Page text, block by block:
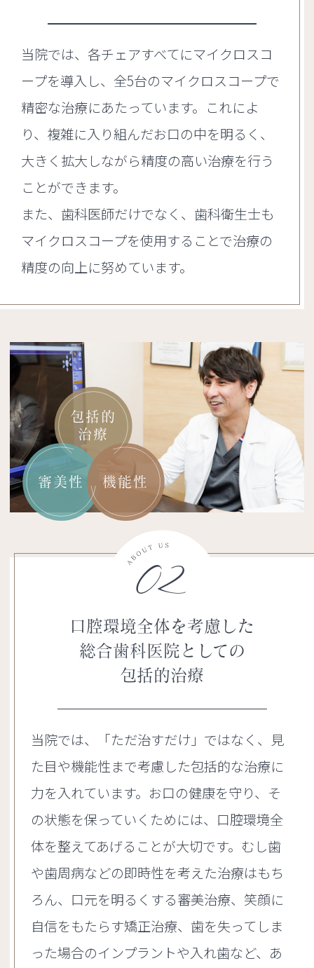
当院では、各チェアすべてにマイクロスコ
ープを導入し、全5台のマイクロスコープで
精密な治療にあたっています。これによ
り、複雑に入り組んだお口の中を明るく、
大きく拡大しながら精度の高い治療を行う
ことができます。
また、歯科医師だけでなく、歯科衛生士も
マイクロスコープを使用することで治療の
精度の向上に努めています。
包括的
治療
審美性 機能性
02
口腔環境全体を考慮した
総合歯科医院としての
包括的治療
当院では、「ただ治すだけ」ではなく、見
た目や機能性まで考慮した包括的な治療に
力を入れています。お口の健康を守り、そ
の状態を保っていくためには、口腔環境全
体を整えてあげることが大切です。むし歯
や歯周病などの即時性を考えた治療はもち
ろん、口元を明るくする審美治療、笑顔に
自信をもたらす矯正治療、歯を失ってしま
った場合のインプラントや入れ歯など、あ